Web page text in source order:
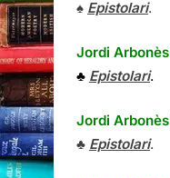
♠ Epistolari.
Jordi Arbonès
♣ Epistolari.
Jordi Arbonès
♣ Epistolari.